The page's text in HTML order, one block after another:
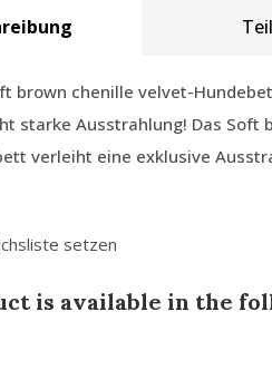
brown chenille velvet-
starke Ausstrahlung! Das Soft
verleiht eine exklusive
setzen
is available in the